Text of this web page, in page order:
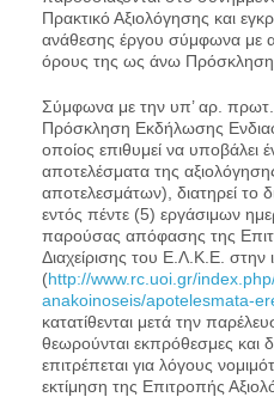
Πρακτικό Αξιολόγησης και
ανάθεσης έργου σύμφωνα με
όρους της ως άνω
Σύμφωνα με την υπ’ αρ.
Πρόσκληση Εκδήλωσης
οποίος επιθυμεί να υποβάλει
αποτελέσματα της
αποτελεσμάτων), διατηρεί το
εντός πέντε (5) εργάσιμων
παρούσας απόφασης της
Διαχείρισης του Ε.Λ.Κ.Ε. στην
(http://www.rc.uoi.gr/
anakoinoseis/apotelesmata-
κατατίθενται μετά την
θεωρούνται εκπρόθεσμες και
επιτρέπεται για λόγους
εκτίμηση της Επιτροπής